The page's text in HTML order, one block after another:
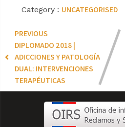
Category : UNCATEGORISED
PREVIOUS
DIPLOMADO 2018 |
ADICCIONES Y PATOLOGÍA
DUAL: INTERVENCIONES
TERAPÉUTICAS